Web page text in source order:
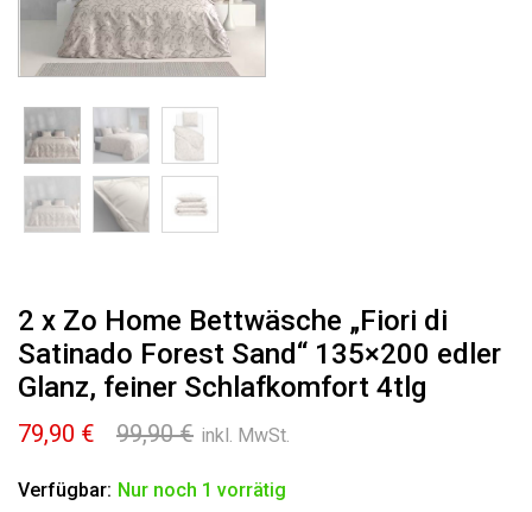
2 x Zo Home Bettwäsche „Fiori di
Satinado Forest Sand“ 135×200 edler
Glanz, feiner Schlafkomfort 4tlg
99,90€ Ursprünglicher
war:
79,90 €
Aktueller
ist:
inkl. MwSt.
Verfügbar: Nur noch 1 vorrätig